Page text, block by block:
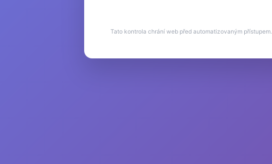
Tato kontrola chrání web před automatizovaným přístupem.